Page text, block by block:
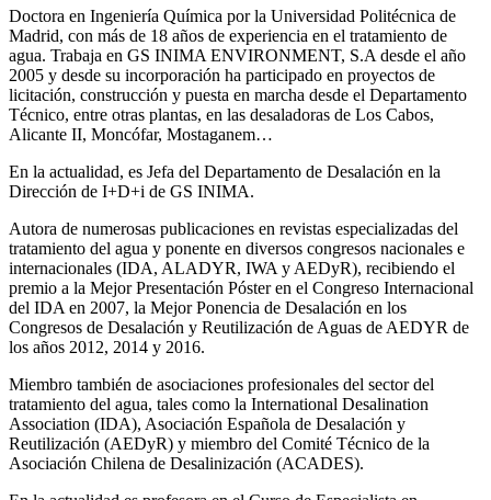
Doctora en Ingeniería Química por la Universidad Politécnica de
Madrid, con más de 18 años de experiencia en el tratamiento de
agua. Trabaja en GS INIMA ENVIRONMENT, S.A desde el año
2005 y desde su incorporación ha participado en proyectos de
licitación, construcción y puesta en marcha desde el Departamento
Técnico, entre otras plantas, en las desaladoras de Los Cabos,
Alicante II, Moncófar, Mostaganem…
En la actualidad, es Jefa del Departamento de Desalación en la
Dirección de I+D+i de GS INIMA.
Autora de numerosas publicaciones en revistas especializadas del
tratamiento del agua y ponente en diversos congresos nacionales e
internacionales (IDA, ALADYR, IWA y AEDyR), recibiendo el
premio a la Mejor Presentación Póster en el Congreso Internacional
del IDA en 2007, la Mejor Ponencia de Desalación en los
Congresos de Desalación y Reutilización de Aguas de AEDYR de
los años 2012, 2014 y 2016.
Miembro también de asociaciones profesionales del sector del
tratamiento del agua, tales como la International Desalination
Association (IDA), Asociación Española de Desalación y
Reutilización (AEDyR) y miembro del Comité Técnico de la
Asociación Chilena de Desalinización (ACADES).